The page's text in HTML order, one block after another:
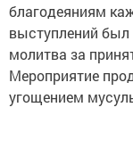
благодеяниям
выступлений
молитва за
Мероприятие
угощением